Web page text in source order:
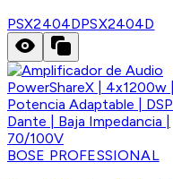
PSX2404DPSX2404D
BOSE PROFESSIONAL